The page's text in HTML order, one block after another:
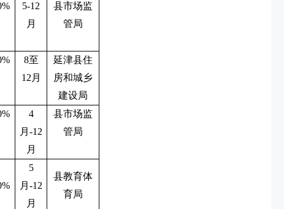
5-12
月
县市场监
管局
8至
12月
延津县住
房和城乡
建设局
4
月-12
月
县市场监
管局
5
月-12
月
县教育体
育局